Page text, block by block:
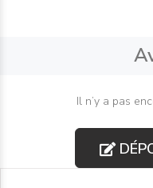
Il n’y a pas